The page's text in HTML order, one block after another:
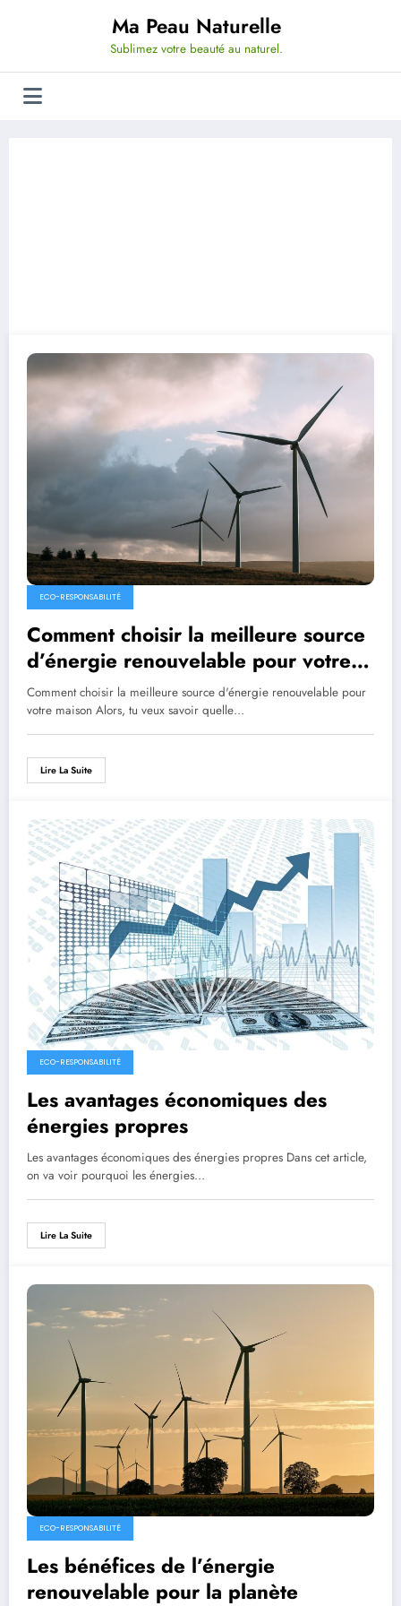
Ma Peau Naturelle
Sublimez votre beauté au naturel.
ECO-RESPONSABILITÉ
Comment choisir la meilleure source
d’énergie renouvelable pour votre
maison
Comment choisir la meilleure source d'énergie renouvelable pour
votre maison Alors, tu veux savoir quelle…
Lire La Suite
ECO-RESPONSABILITÉ
Les avantages économiques des
énergies propres
Les avantages économiques des énergies propres Dans cet article,
on va voir pourquoi les énergies…
Lire La Suite
ECO-RESPONSABILITÉ
Les bénéfices de l’énergie
renouvelable pour la planète